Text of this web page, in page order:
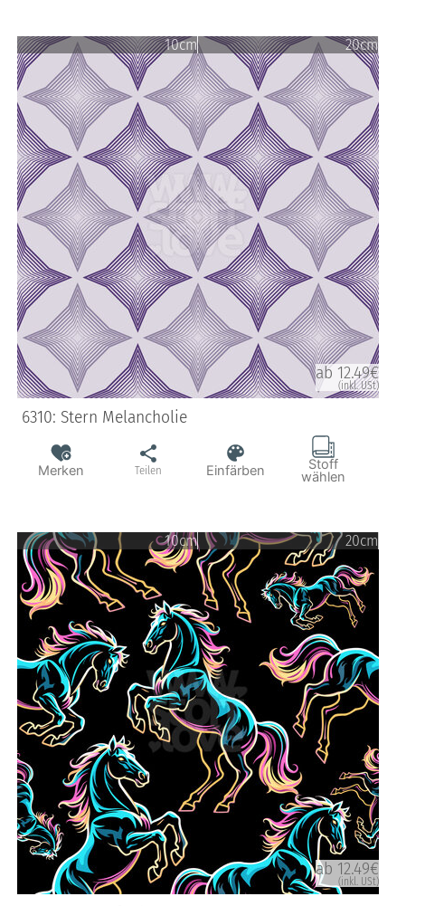
10cm 20cm
ab 12.49€
(inkl. USt)
6310: Stern Melancholie
Merken Teilen Einfärben Stoff
wählen
10cm 20cm
ab 12.49€
(inkl. USt)